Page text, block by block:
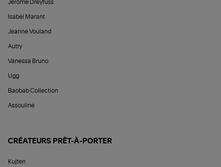
Jérôme Dreyfuss
Isabel Marant
Jeanne Vouland
Autry
Vanessa Bruno
Ugg
Baobab Collection
Assouline
CRÉATEURS PRÊT-À-PORTER
Kujten